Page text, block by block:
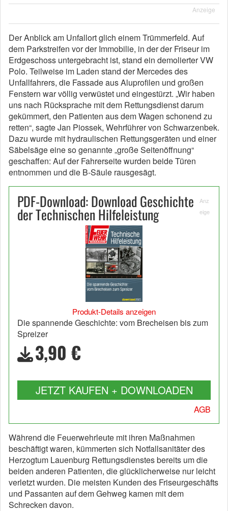
Anzeige
Der Anblick am Unfallort glich einem Trümmerfeld. Auf
dem Parkstreifen vor der Immobilie, in der der Friseur im
Erdgeschoss untergebracht ist, stand ein demolierter VW
Polo. Teilweise im Laden stand der Mercedes des
Unfallfahrers, die Fassade aus Aluprofilen und großen
Fenstern war völlig verwüstet und eingestürzt. „Wir haben
uns nach Rücksprache mit dem Rettungsdienst darum
gekümmert, den Patienten aus dem Wagen schonend zu
retten“, sagte Jan Piossek, Wehrführer von Schwarzenbek.
Dazu wurde mit hydraulischen Rettungsgeräten und einer
Säbelsäge eine so genannte „große Seitenöffnung“
geschaffen: Auf der Fahrerseite wurden beide Türen
entnommen und die B-Säule rausgesägt.
PDF-Download: Download Geschichte
der Technischen Hilfeleistung
Anz
eige
Produkt-Details anzeigen
Die spannende Geschichte: vom Brecheisen bis zum
Spreizer
3,90 €
JETZT KAUFEN + DOWNLOADEN
AGB
Während die Feuerwehrleute mit ihren Maßnahmen
beschäftigt waren, kümmerten sich Notfallsanitäter des
Herzogtum Lauenburg Rettungsdienstes bereits um die
beiden anderen Patienten, die glücklicherweise nur leicht
verletzt wurden. Die meisten Kunden des Friseurgeschäfts
und Passanten auf dem Gehweg kamen mit dem
Schrecken davon.